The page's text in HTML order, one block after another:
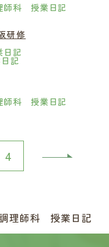
師科 授業日記
研修
日記
記
師科 授業日記
4
理師科 授業日記